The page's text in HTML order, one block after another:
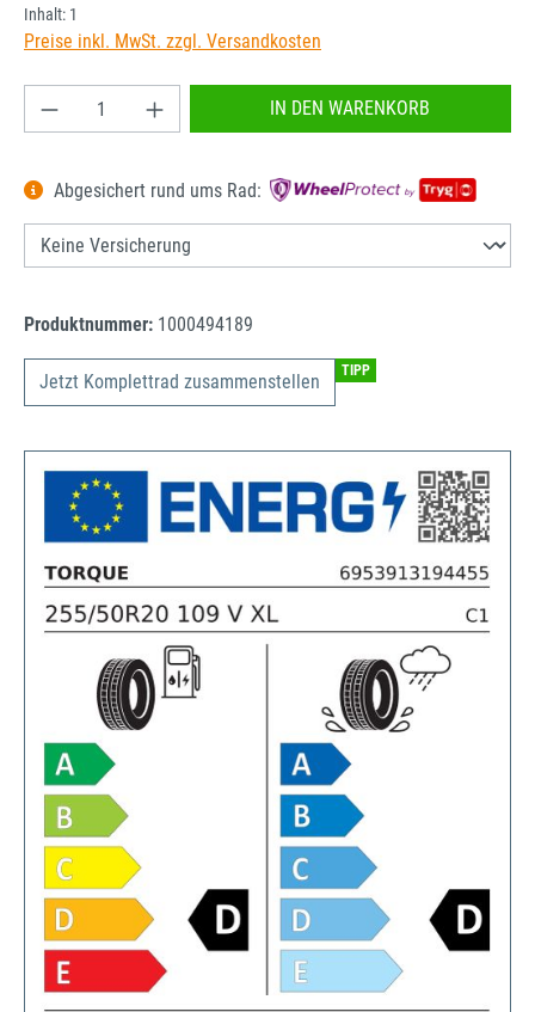
Inhalt: 1
Preise inkl. MwSt. zzgl. Versandkosten
Produkt Anzahl: Gib den gewünschten Wert
IN DEN WARENKORB
Abgesichert rund ums Rad:
Produktnummer: 1000494189
Jetzt Komplettrad zusammenstellen TIPP